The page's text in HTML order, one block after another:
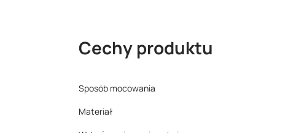
Cechy produktu
Sposób mocowania
Materiał